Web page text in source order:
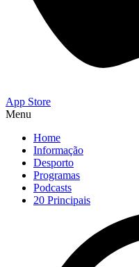
App Store
Menu
Home
Informação
Desporto
Programas
Podcasts
20 Principais